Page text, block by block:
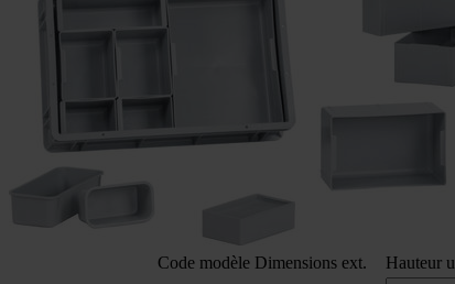
Code modèle Dimensions ext. Hauteur